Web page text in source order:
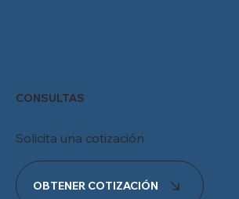
CONSULTAS
Solicita una cotización
OBTENER COTIZACIÓN